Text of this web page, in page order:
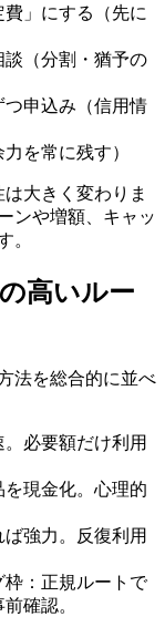
」にする（先に
談（分割・猶予の
申込み（信用情
を常に残す）
大きく変わりま
ンや増額、キャッ
。
高いルー
法を総合的に並べ
必要額だけ利用
現金化。心理的
強力。反復利用
枠：正規ルートで
確認。